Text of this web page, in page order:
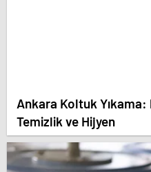
Ankara Koltuk
Temizlik ve Hijyen